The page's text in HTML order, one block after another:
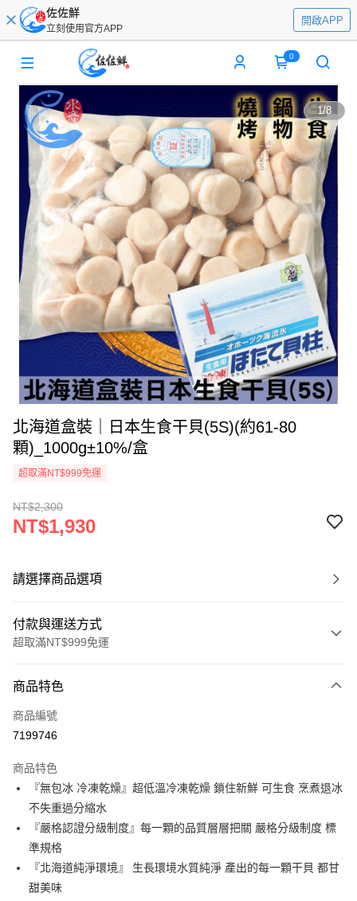
佐佐鮮
立刻使用官方APP
開啟APP
0
1/8
北海道盒裝｜日本生食干貝(5S)(約61-80
顆)_1000g±10%/盒
超取滿NT$999免運
NT$2,300
NT$1,930
請選擇商品選項
付款與運送方式
超取滿NT$999免運
信用卡一次付款
信用卡分期付款
合作金庫商業銀行
華南商業銀行
彰化商業銀行
上海商業儲蓄銀行
國泰世華商業銀行
兆豐國際商業銀行
臺灣中小企業銀行
匯豐（台灣）商業銀行
華泰商業銀行
聯邦商業銀行
遠東國際商業銀行
元大商業銀行
6 期 0 利率 每期
華南商業銀行
上海商業儲蓄銀行
台北富邦商業銀行
國泰世華商業銀行
臺灣中小企業銀行
台中商業銀行
匯豐（台灣）商業銀行
LINE Pay
Apple Pay
悠遊付
ATM付款
商品特色
商品編號
7199746
商品特色
『無包冰 冷凍乾燥』超低溫冷凍乾燥 鎖住新鮮 可生食 烹煮退冰
不失重過分縮水
『嚴格認證分級制度』每一顆的品質層層把關 嚴格分級制度 標
準規格
『北海道純淨環境』 生長環境水質純淨 產出的每一顆干貝 都甘
甜美味